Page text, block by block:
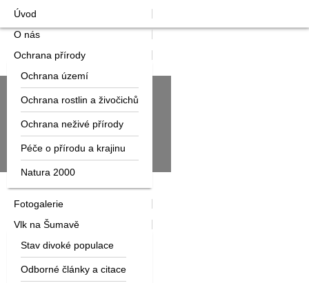
Úvod
O nás
Ochrana přírody
Ochrana území
Ochrana rostlin a živočichů
Ochrana neživé přírody
Péče o přírodu a krajinu
Natura 2000
Fotogalerie
Vlk na Šumavě
Stav divoké populace
Odborné články a citace